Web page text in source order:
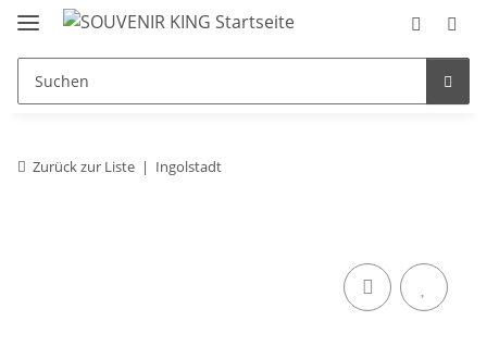
Zurück zur Liste Ingolstadt